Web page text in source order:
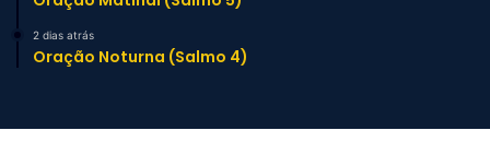
2 dias atrás
Oração Noturna (Salmo 4)